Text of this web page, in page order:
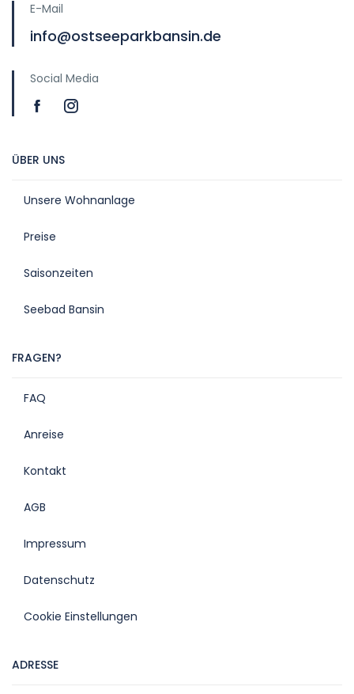
E-Mail
info@ostseeparkbansin.de
Social Media
ÜBER UNS
Unsere Wohnanlage
Preise
Saisonzeiten
Seebad Bansin
FRAGEN?
FAQ
Anreise
Kontakt
AGB
Impressum
Datenschutz
Cookie Einstellungen
ADRESSE